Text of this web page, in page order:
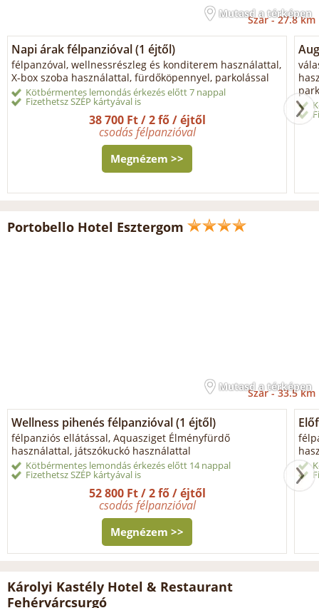
Mutasd a térképen
Szár -27.8 km
Napi árak félpanzióval (1 éjtől)
félpanzóval, wellnessrészleg és konditerem használattal,
X-box szoba használattal, fürdőköpennyel, parkolással
Kötbérmentes lemondás érkezés előtt 7 nappal
Fizethetsz SZÉP kártyával is
38 700 Ft / 2 fő / éjtől
csodás félpanzióval
Megnézem >>
Portobello Hotel Esztergom
Mutasd a térképen
Szár -33.5 km
Wellness pihenés félpanzióval (1 éjtől)
félpanziós ellátással, Aquasziget Élményfürdő
használattal, játszókuckó használattal
Kötbérmentes lemondás érkezés előtt 14 nappal
Fizethetsz SZÉP kártyával is
52 800 Ft / 2 fő / éjtől
csodás félpanzióval
Megnézem >>
Károlyi Kastély Hotel & Restaurant
Fehérvárcsurgó